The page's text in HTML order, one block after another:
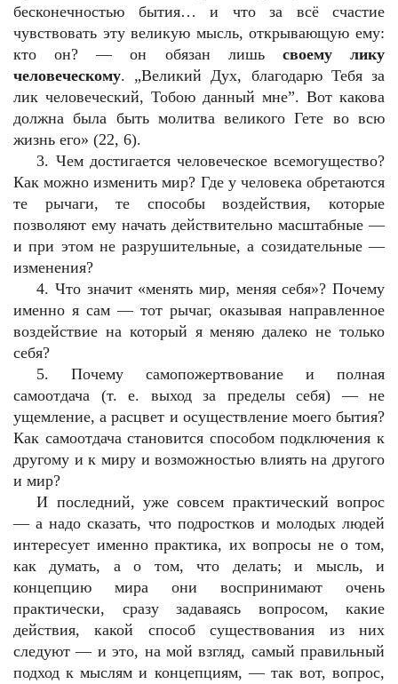
бесконечностью бытия… и что за всё счастие
чувствовать эту великую мысль, открывающую ему:
кто он? — он обязан лишь своему лику
человеческому. „Великий Дух, благодарю Тебя за
лик человеческий, Тобою данный мне”. Вот какова
должна была быть молитва великого Гете во всю
жизнь его» (22, 6).
3. Чем достигается человеческое всемогущество?
Как можно изменить мир? Где у человека обретаются
те рычаги, те способы воздействия, которые
позволяют ему начать действительно масштабные —
и при этом не разрушительные, а созидательные —
изменения?
4. Что значит «менять мир, меняя себя»? Почему
именно я сам — тот рычаг, оказывая направленное
воздействие на который я меняю далеко не только
себя?
5. Почему самопожертвование и полная
самоотдача (т. е. выход за пределы себя) — не
ущемление, а расцвет и осуществление моего бытия?
Как самоотдача становится способом подключения к
другому и к миру и возможностью влиять на другого
и мир?
И последний, уже совсем практический вопрос
— а надо сказать, что подростков и молодых людей
интересует именно практика, их вопросы не о том,
как думать, а о том, что делать; и мысль, и
концепцию мира они воспринимают очень
практически, сразу задаваясь вопросом, какие
действия, какой способ существования из них
следуют — и это, на мой взгляд, самый правильный
подход к мыслям и концепциям, — так вот, вопрос,